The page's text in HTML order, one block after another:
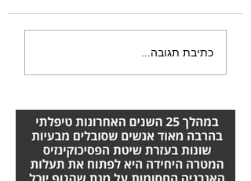
הלכתי עם מקל הליכה -
כתיבת תגובה...